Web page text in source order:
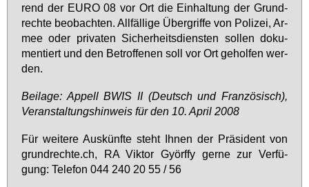
rend der EU­RO 08 vor Ort die Ein­hal­tung der Grund­
rech­te be­ob­ach­ten. All­fäl­li­ge Über­grif­fe von Po­li­zei, Ar­
mee oder pri­va­ten Si­cher­heits­diens­ten sol­len do­ku­
men­tiert und den Be­trof­fe­nen soll vor Ort ge­hol­fen wer­
den.
Bei­la­ge: Ap­pell BWIS II (Deutsch und Fran­zö­sisch),
Ver­an­stal­tungs­hin­weis für den 10. April 2008
Für wei­te­re Aus­künf­te steht Ih­nen der Prä­si­dent von
grund­rech­te.ch, RA Vik­tor Györf­fy ger­ne zur Ver­fü­
gung: Te­le­fon 044 240 20 55 / 56